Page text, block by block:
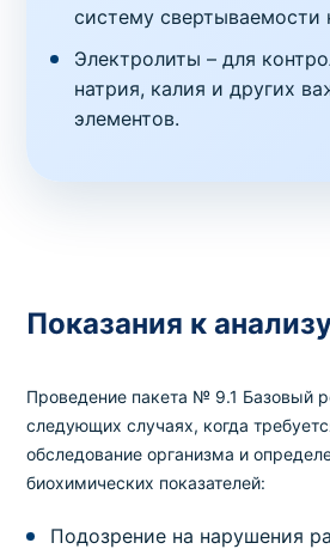
систему свертываемости
Электролиты – для
натрия, калия и других
элементов.
Показания к
Проведение пакета № 9.1 Базовый
следующих случаях, когда
обследование организма и
биохимических показателей:
Подозрение на нарушения